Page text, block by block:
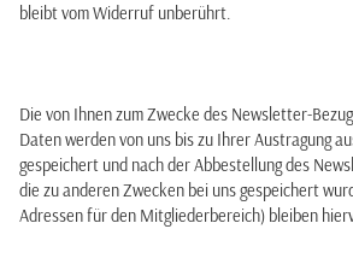
bleibt vom Widerruf unberührt.
Die von Ihnen zum Zwecke des Newsletter-
Daten werden von uns bis zu Ihrer Austragung
gespeichert und nach der Abbestellung des
die zu anderen Zwecken bei uns gespeichert
Adressen für den Mitgliederbereich) bleiben